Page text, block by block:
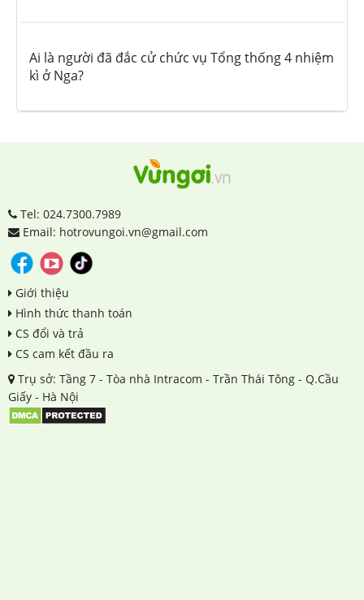
Ai là người đã đắc cử chức vụ Tổng thống 4 nhiệm
kì ở Nga?
Tel: 024.7300.7989
Email: hotrovungoi.vn@gmail.com
Giới thiệu
Hình thức thanh toán
CS đổi và trả
CS cam kết đầu ra
Trụ sở: Tầng 7 - Tòa nhà Intracom - Trần Thái Tông - Q.Cầu
Giấy - Hà Nội